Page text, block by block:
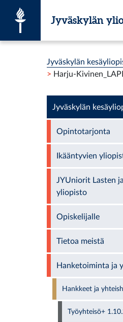
Jyväskylän
Jyväskylän
> Harju-
Jyväskylän
Opintotarjonta
Ikääntyvien
JYUniorit Lasten
yliopisto
Opiskelijalle
Tietoa meistä
Hanketoiminta ja
Hankkeet ja
Työyhteisö+